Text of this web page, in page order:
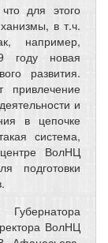
для этого
в т.ч.
например,
году новая
развития.
и
в цепочке
система,
ВолНЦ
подготовки
ВолНЦ